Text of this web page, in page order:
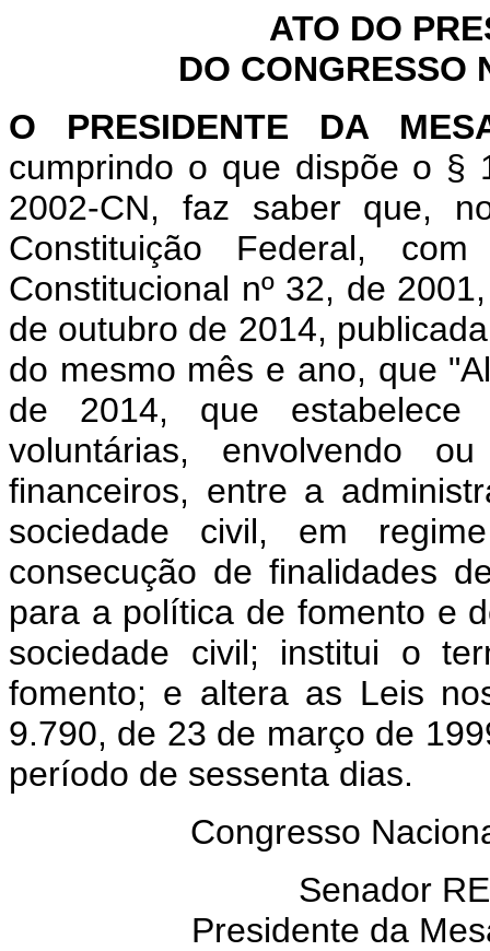
ATO DO
DO CONGRESSO
O PRESIDENTE DA
cumprindo o que dispõe o §
2002-CN, faz saber que,
Constituição Federal,
Constitucional nº 32, de
de outubro de 2014,
do mesmo mês e ano, que
de 2014, que
voluntárias, envolvendo
financeiros, entre a
sociedade civil, em
consecução de finalidades
para a política de fomento e
sociedade civil; institui o
fomento; e altera as Leis
9.790, de 23 de março de
período de sessenta dias.
Congresso
Senador
Presidente da